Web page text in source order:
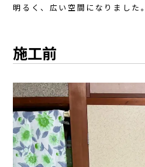
明るく、広い空間になりました。
施工前